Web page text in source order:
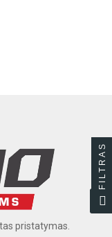
pristatymas.
FILTRAS